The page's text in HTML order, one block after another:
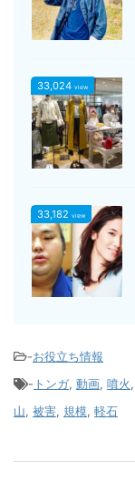
33,024 view
33,182 view
-お役立ち情報
- トンガ, 動画, 噴火,
山, 被害, 規模, 軽石